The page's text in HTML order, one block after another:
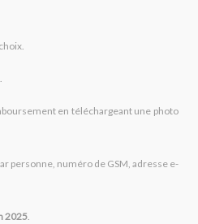
en téléchargeant une photo
personne, numéro de GSM, adresse e-
2025